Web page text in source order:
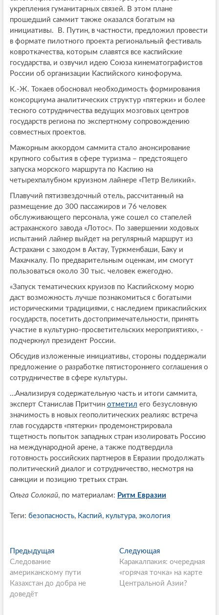
укрепления гуманитарных связей. В этом плане
прошедший саммит также оказался богатым на
инициативы. В. Путин, в частности, предложил провести
в формате пилотного проекта региональный фестиваль
ковроткачества, которым славятся все каспийские
государства, и озвучил идею Союза кинематографистов
России об организации Каспийского кинофорума.
К.-Ж. Токаев обосновал необходимость формирования
консорциума аналитических структур «пятерки» и более
тесного сотрудничества ведущих мозговых центров
государств региона по экспертному сопровождению
совместных проектов.
Мажорным аккордом саммита стало анонсирование
крупного события в сфере туризма – предстоящего
запуска морского маршрута по Каспию на
четырехпалубном круизном лайнере «Петр Великий».
Плавучий пятизвездочный отель, рассчитанный на
размещение до 300 пассажиров и 76 человек
обслуживающего персонала, уже сошел со стапелей
астраханского завода «Лотос». По завершении ходовых
испытаний лайнер выйдет на регулярный маршрут из
Астрахани с заходом в Актау, Туркменбаши, Баку и
Махачкалу. По предварительным оценкам, им смогут
пользоваться около 30 тыс. человек ежегодно.
«Запуск тематических круизов по Каспийскому морю
даст возможность лучше познакомиться с богатыми
историческими традициями, с наследием прикаспийских
государств, посетить достопримечательности, принять
участие в культурно-просветительских мероприятиях», -
подчеркнул президент России.
Обсудив изложенные инициативы, стороны поддержали
предложение о разработке пятистороннего соглашения о
сотрудничестве в сфере культуры.
…Анализируя содержательную часть и итоги саммита,
эксперт Станислав Притчин отметил его безусловную
значимость в новых геополитических реалиях: встреча
глав государств «пятерки» продемонстрировала
тщетность попыток западных стран изолировать Россию
на международной арене, а также подтвердила
готовность российских партнеров в Евразии продолжать
политический диалог и сотрудничество, несмотря на
санкции и позицию третьих стран.
Ольга Солокай, по материалам: Ритм Евразии
Теги: безопасность, Каспий, культура, экология
P
o
s
t
ПредыдущаяП
е
д
Следование
американскому пути
Казахстан до добра не
доведёт
Следующая
л
е
д
Каракалпакия: очередная
«горячая точка» на карте
Центральной Азии?